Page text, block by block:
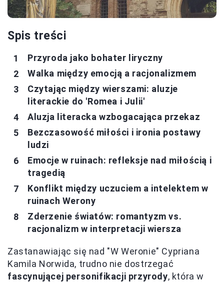
Spis treści
Przyroda jako bohater liryczny
Walka między emocją a racjonalizmem
Czytając między wierszami: aluzje
literackie do 'Romea i Julii'
Aluzja literacka wzbogacająca przekaz
Bezczasowość miłości i ironia postawy
ludzi
Emocje w ruinach: refleksje nad miłością i
tragedią
Konflikt między uczuciem a intelektem w
ruinach Werony
Zderzenie światów: romantyzm vs.
racjonalizm w interpretacji wiersza
Zastanawiając się nad "W Weronie" Cypriana
Kamila Norwida, trudno nie dostrzegać
fascynującej personifikacji przyrody, która w